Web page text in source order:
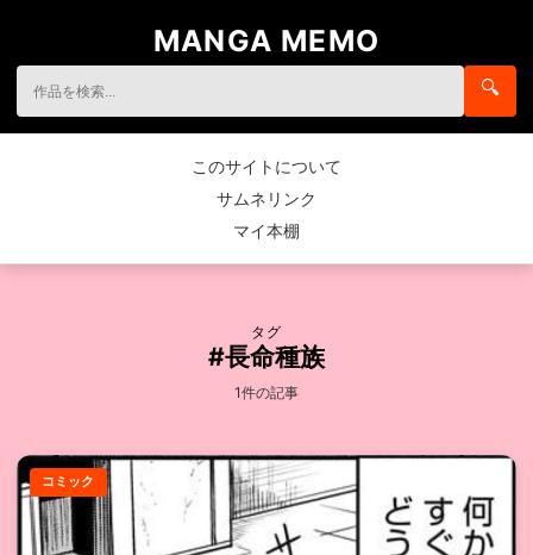
MANGA MEMO
🔍
このサイトについて
サムネリンク
マイ本棚
タグ
#長命種族
1件の記事
コミック